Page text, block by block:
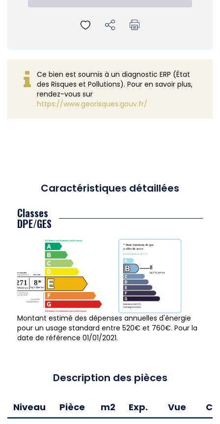
Ce bien est soumis à un diagnostic ERP (État
des Risques et Pollutions). Pour en savoir plus,
rendez-vous sur
https://www.georisques.gouv.fr/
Caractéristiques détaillées
Classes
DPE/GES
Montant estimé des dépenses annuelles d'énergie
pour un usage standard entre 520€ et 760€. Pour la
date de référence 01/01/2021.
Description des pièces
Niveau Pièce m2 Exp. Vue